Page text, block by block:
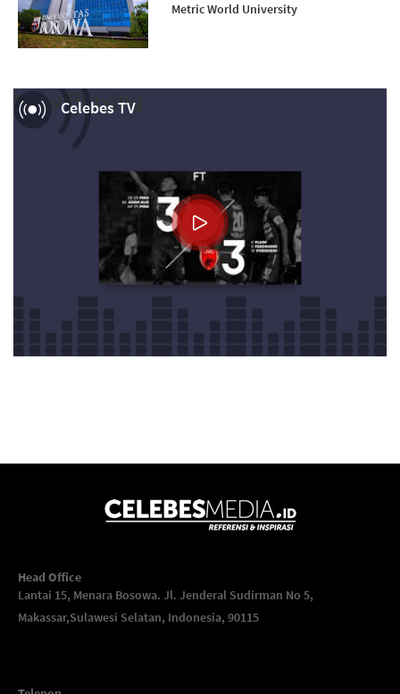
Metric World University
Celebes TV
Now Playing
Head Office
Lantai 15, Menara Bosowa. Jl. Jenderal Sudirman No 5,
Makassar,Sulawesi Selatan, Indonesia, 90115